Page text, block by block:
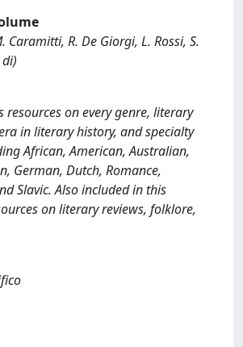
Caramitti, R. De Giorgi, L. Rossi, S.
resources on every genre, literary
in literary history, and specialty
African, American, Australian,
German, Dutch, Romance,
Slavic. Also included in this
on literary reviews, folklore,